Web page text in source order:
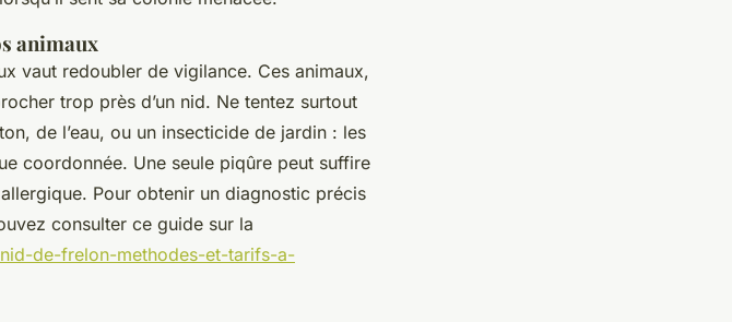
animaux
vaut redoubler de vigilance. Ces animaux,
trop près d’un nid. Ne tentez surtout
de l’eau, ou un insecticide de jardin : les
coordonnée. Une seule piqûre peut suffire
Pour obtenir un diagnostic précis
consulter ce guide sur la
de-frelon-methodes-et-tarifs-a-